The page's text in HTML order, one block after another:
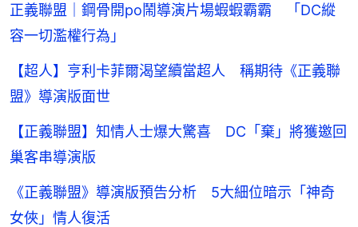
正義聯盟｜鋼骨開po鬧導演片場蝦蝦霸霸 「DC縱
容一切濫權行為」
【超人】亨利卡菲爾渴望續當超人 稱期待《正義聯
盟》導演版面世
【正義聯盟】知情人士爆大驚喜 DC「棄」將獲邀回
巢客串導演版
《正義聯盟》導演版預告分析 5大細位暗示「神奇
女俠」情人復活